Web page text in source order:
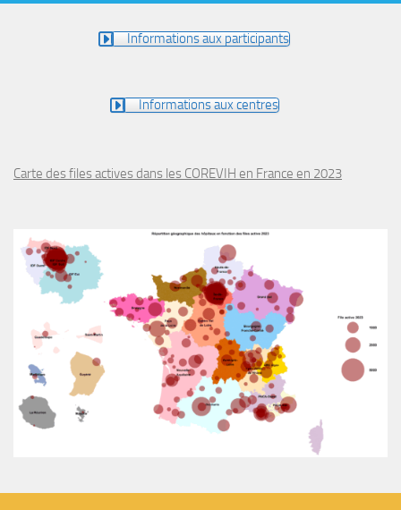
Informations aux participants
Informations aux centres
Carte des files actives dans les COREVIH en France en 2023